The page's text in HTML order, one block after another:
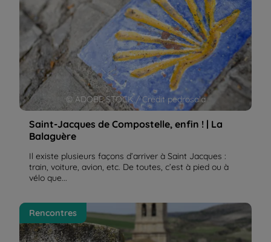
© ADOBE STOCK / Credit pedrosala
Saint-Jacques de Compostelle, enfin ! | La
Balaguère
Il existe plusieurs façons d’arriver à Saint Jacques :
train, voiture, avion, etc. De toutes, c’est à pied ou à
vélo que...
Didier, de retour de St-Jean-Pied-de-Port à
Santiago à vélo | La Balaguère
Rencontres